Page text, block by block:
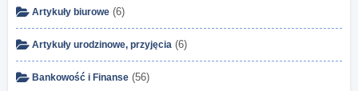
Artykuły biurowe (6)
Artykuły urodzinowe, przyjęcia (6)
Bankowość i Finanse (56)